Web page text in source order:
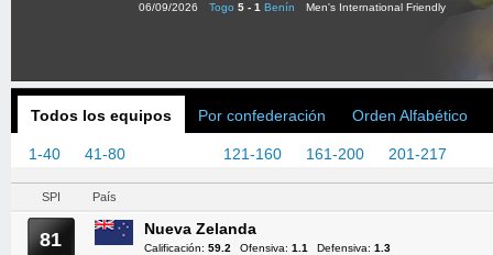
06/09/2026 Togo 5 - 1 Benín Men's International Friendly
Todos los equipos Por confederación Orden Alfabético
1-40 41-80 121-160 161-200 201-217
SPI País
81 Nueva Zelanda
Calificación: 59.2 Ofensiva: 1.1 Defensiva: 1.3